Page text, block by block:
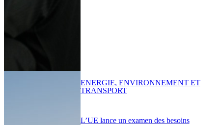
L’UE lance un examen des besoins
ENERGIE, ENVIRONNEMENT ET
TRANSPORT